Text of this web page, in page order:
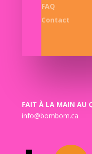
FAQ
Contact
FAIT À LA MAIN AU
info@bombom.ca